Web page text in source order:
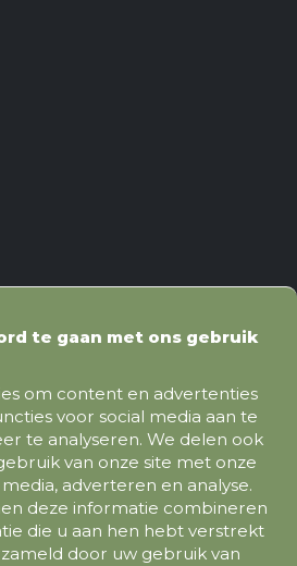
te gaan met ons gebruik
om content en advertenties
voor social media aan te
te analyseren. We delen ook
van onze site met onze
adverteren en analyse.
deze informatie combineren
die u aan hen hebt verstrekt
door uw gebruik van